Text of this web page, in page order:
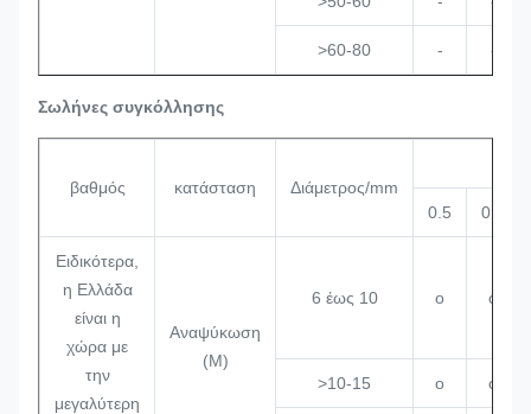
>60-80 - -
Σωλήνες συγκόλλησης
βαθμός κατάσταση
Διάμετρος/mm
0.5
0.6
Ειδικότερα,
η Ελλάδα
είναι η
χώρα με
την
μεγαλύτερη
Αναψύκωση
(M)
6 έως 10 o o
>10-15 o o